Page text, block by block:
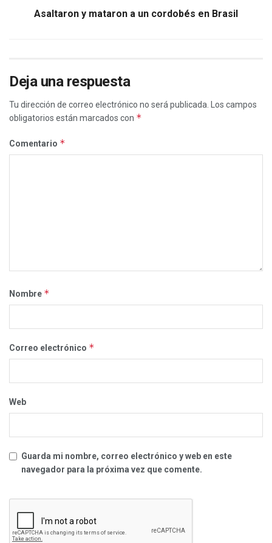
Asaltaron y mataron a un cordobés en Brasil
Deja una respuesta
Tu dirección de correo electrónico no será publicada.
Los campos
obligatorios están marcados con *
Comentario *
Nombre *
Correo electrónico *
Web
Guarda mi nombre, correo electrónico y web en este
navegador para la próxima vez que comente.